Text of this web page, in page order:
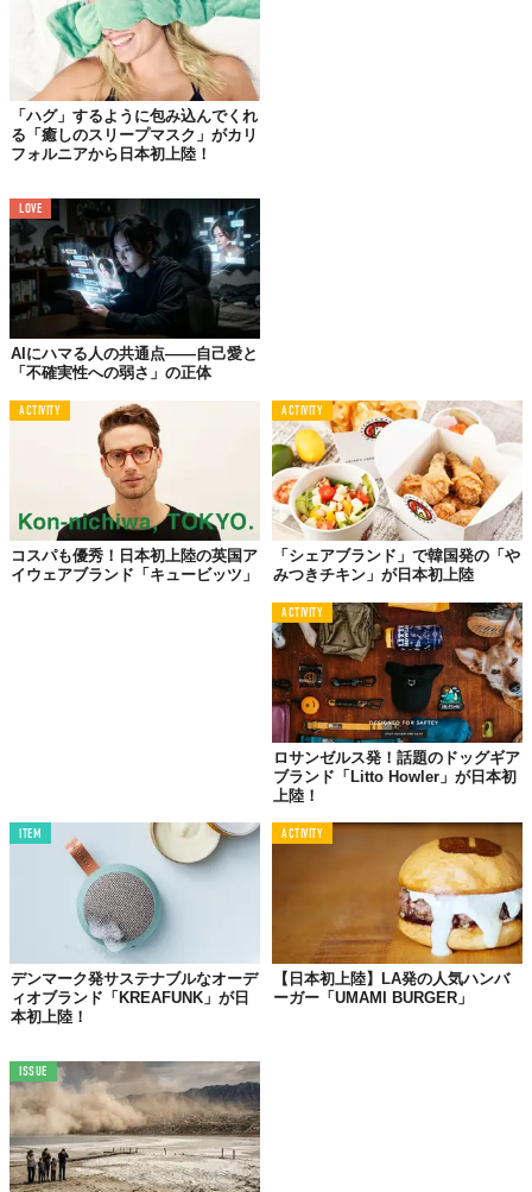
©株式会社シックスティーパーセント
Top image: ©
TABI LABO
この世界は、もっと広いはずだ。
「ハグ」するように包み込んでくれ
る「癒しのスリープマスク」がカリ
フォルニアから日本初上陸！
LOVE
AIにハマる人の共通点——自己愛と
「不確実性への弱さ」の正体
ACTIVITY
コスパも優秀！日本初上陸の英国ア
イウェアブランド「キュービッツ」
ACTIVITY
「シェアブランド」で韓国発の「や
みつきチキン」が日本初上陸
ACTIVITY
ロサンゼルス発！話題のドッグギア
ブランド「Litto Howler」が日本初
上陸！
ITEM
デンマーク発サステナブルなオーデ
ィオブランド「KREAFUNK」が日
本初上陸！
ACTIVITY
【日本初上陸】LA発の人気ハンバ
ーガー「UMAMI BURGER」
ISSUE